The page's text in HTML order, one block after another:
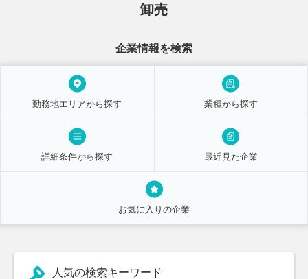
卸売
企業情報を検索
勤務地エリアから探す 業種から探す
詳細条件から探す 最近見た企業
お気に入りの企業
人気の検索キーワード